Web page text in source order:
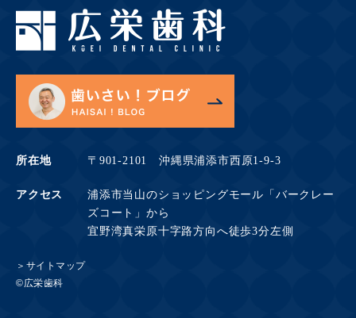
所在地 〒901-2101 沖縄県浦添市西原1-9-3
アクセス
浦添市当山のショッピングモール「バークレー
ズコート」から
宜野湾真栄原十字路方向へ徒歩3分左側
＞サイトマップ
©広栄歯科